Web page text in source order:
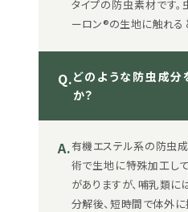
タイプの防虫素材です。
ーロン®の生地に触れる
Q.どのような防虫成分
か？
A.有機エステル系の防虫
術で生地に特殊加工し
がありますが、哺乳類に
分解後、短時間で体外に